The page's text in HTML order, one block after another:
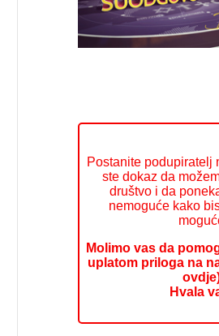
Postanite podupiratelj
ste dokaz da
društvo i da
nemoguće kako
Molimo vas da
uplatom priloga na
Hvala